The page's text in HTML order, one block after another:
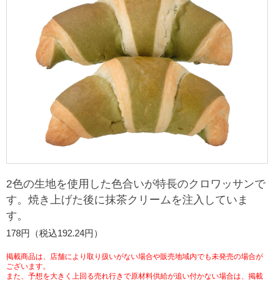
来週の新商品
商品カテゴリ一覧
セブンプレミアム
食の安全・安心への取組み
プリペイドカード・金券
ニンテンドー・ダウンロードカード
サービストップ
nanacoトップ
マルチコピー機でできること
マルチコピー機でできることトップ
プリント
スキャン
ファクス
便利なサービス
切手・はがき・印紙
セブン銀行ATM
ご利用可能なお支払い方法
セブンチケット
チケットぴあ
イープラス
セブン‐イレブンでお受取り
タワーレコード
セブンネットショッピング
停電時のサービス停止のお知らせ
企業情報
企業情報トップ
ニュースリリース
ごあいさつ
会社概要
貸借対照表・損益計算書
沿革
私たちの取組み
サステナビリティ
サステナビリティトップ
サステナビリティ活動基本方針
サステナビリティ推進体制
GREEN CHALLENGE 2050
加盟店オーナー募集 物件募集・購入
お問い合わせ
2色の生地を使用した色合いが特長のクロワッサンで
す。焼き上げた後に抹茶クリームを注入していま
す。
178円（税込192.24円）
掲載商品は、店舗により取り扱いがない場合や販売地域内でも未発売の場合が
ございます。
また、予想を大きく上回る売れ行きで原材料供給が追い付かない場合は、掲載